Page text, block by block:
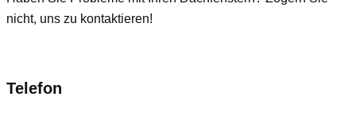
nicht, uns zu kontaktieren!
Telefon